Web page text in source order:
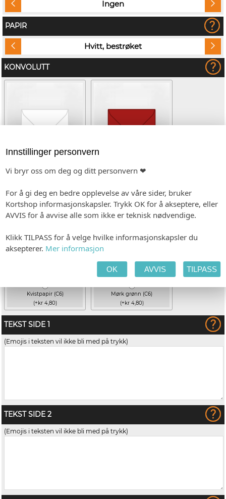
Ingen
PAPIR
Hvitt, bestrøket
KONVOLUTT
Kvistpapir (C6)
(+kr 4,80)
Mørk grønn (C6)
(+kr 4,80)
TEKST SIDE 1
(Emojis i teksten vil ikke bli med på trykk)
TEKST SIDE 2
(Emojis i teksten vil ikke bli med på trykk)
Innstillinger personvern
Vi bryr oss om deg og ditt personvern ❤
For å gi deg en bedre opplevelse av våre sider, bruker
Kortshop informasjonskapsler. Trykk OK for å akseptere, eller
AVVIS for å avvise alle som ikke er teknisk nødvendige.
Klikk TILPASS for å velge hvilke informasjonskapsler du
aksepterer. Mer informasjon
OK AVVIS TILPASS